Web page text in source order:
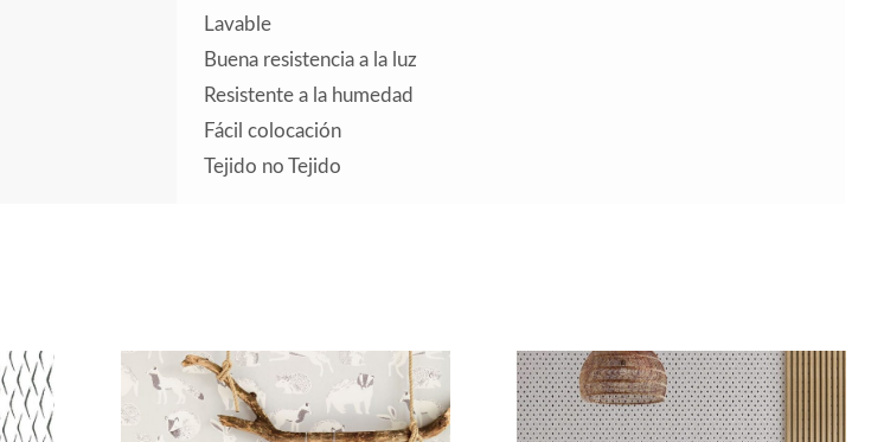
Lavable
Buena resistencia a la luz
Resistente a la humedad
Fácil colocación
Tejido no Tejido